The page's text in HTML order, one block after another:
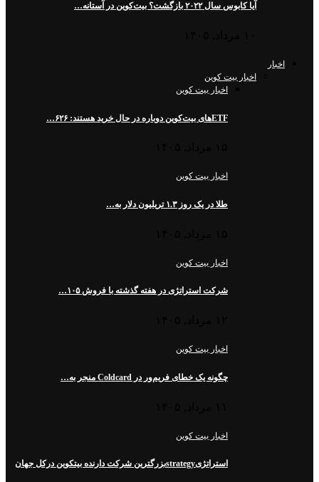
آیا کابوس سال ۲۰۲۲ بازگشت؟ بیت‌کوین در آستانه…
اخبار
اخبار بیت کوین
اخبار بیت کوین
ETFهای بیت‌کوین دوباره در حال خرید هستند: ۶۲۶…
اخبار بیت کوین
طلا در یک روز ۱.۳ تریلیون دلار به…
اخبار بیت کوین
شرکت استراتژی در هفته گذشته با فروش ۱۰۵…
اخبار بیت کوین
چگونه یک خطای فریم‌ور در Coldcard منجر به…
اخبار بیت کوین
استراتژیstrategyبزرگترین شرکت دارنده بیتکوین درکل جهان